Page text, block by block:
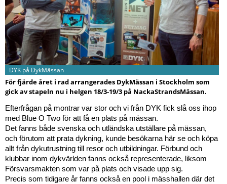
Kontakt
Sök
DYK på DykMässan
För fjärde året i rad arrangerades DykMässan i Stockholm som
gick av stapeln nu i helgen 18/3-19/3 på NackaStrandsMässan.
Efterfrågan på montrar var stor och vi från DYK fick slå oss ihop
med Blue O Two för att få en plats på mässan.
Det fanns både svenska och utländska utställare på mässan,
och förutom att prata dykning, kunde besökarna här se och köpa
allt från dykutrustning till resor och utbildningar. Förbund och
klubbar inom dykvärlden fanns också representerade, liksom
Försvarsmakten som var på plats och visade upp sig.
Precis som tidigare år fanns också en pool i mässhallen där det